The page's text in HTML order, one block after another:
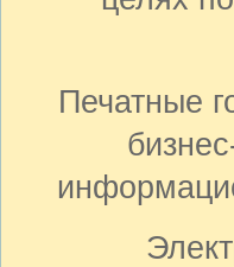
Печатные